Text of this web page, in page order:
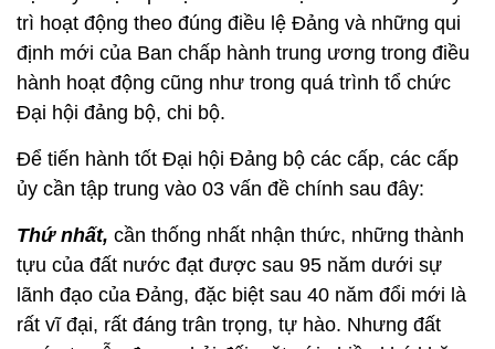
trì hoạt động theo đúng điều lệ Đảng và những qui
định mới của Ban chấp hành trung ương trong điều
hành hoạt động cũng như trong quá trình tổ chức
Đại hội đảng bộ, chi bộ.
Để tiến hành tốt Đại hội Đảng bộ các cấp, các cấp
ủy cần tập trung vào 03 vấn đề chính sau đây:
Thứ nhất, cần thống nhất nhận thức, những thành
tựu của đất nước đạt được sau 95 năm dưới sự
lãnh đạo của Đảng, đặc biệt sau 40 năm đổi mới là
rất vĩ đại, rất đáng trân trọng, tự hào. Nhưng đất